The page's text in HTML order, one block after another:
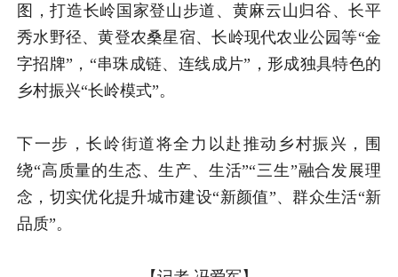
图，打造长岭国家登山步道、黄麻云山归谷、长平
秀水野径、黄登农桑星宿、长岭现代农业公园等“金
字招牌”，“串珠成链、连线成片”，形成独具特色的
乡村振兴“长岭模式”。
下一步，长岭街道将全力以赴推动乡村振兴，围
绕“高质量的生态、生产、生活”“三生”融合发展理
念，切实优化提升城市建设“新颜值”、群众生活“新
品质”。